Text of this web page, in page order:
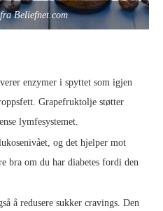
Beliefnet.com
enzymer i spyttet som igjen
Grapefruktolje støtter
lymfesystemet.
og det hjelper mot
bra om du har diabetes fordi den
å redusere sukker cravings. Den